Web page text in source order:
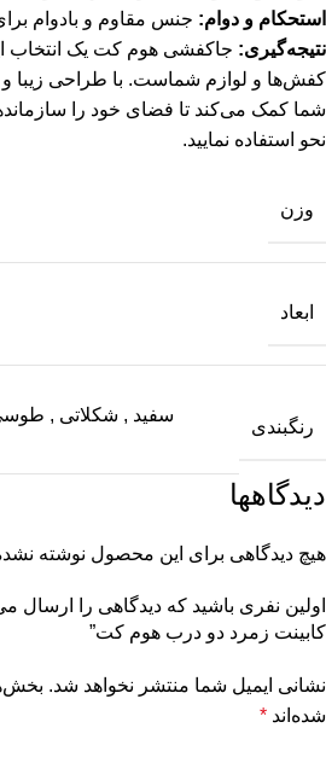
استحکام و دوام: جنس مقاوم و بادوام
نتیجه‌گیری: جاکفشی هوم کت یک انتخاب
کفش‌ها و لوازم شماست. با طراحی زیبا و
شما کمک می‌کند تا فضای خود را
نحو استفاده نمایید.
وزن
ابعاد
رنگبندی
سفید , شکلاتی ,
دیدگاهها
هیچ دیدگاهی برای این محصول نوشته
اولین نفری باشید که دیدگاهی را ارسال
کابینت زمرد دو درب هوم کت”
نشانی ایمیل شما منتشر نخواهد شد.
شده‌اند *